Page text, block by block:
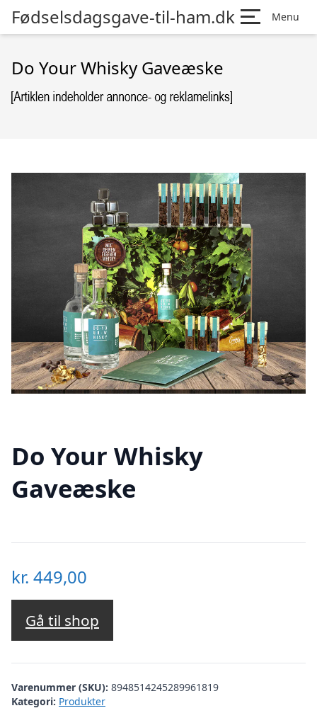
Fødselsdagsgave-til-ham.dk Menu
Do Your Whisky Gaveæske
Do Your Whisky
Gaveæske
kr. 449,00
Gå til shop
Varenummer (SKU): 8948514245289961819
Kategori: Produkter